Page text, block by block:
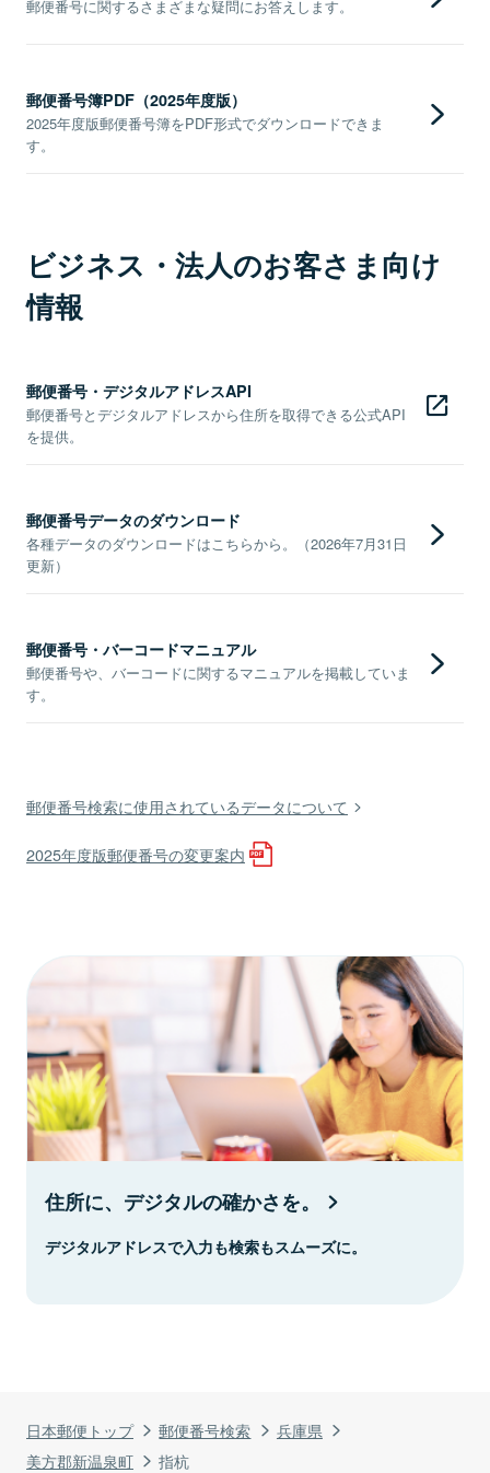
日本郵便トップ 郵便番号検索
兵庫県
美方郡新温泉町
指杭
郵便番号に関するさまざまな疑問にお答えします。
郵便番号簿PDF（2025年度版）
2025年度版郵便番号簿をPDF形式でダウンロードできま
す。
ビジネス・法人のお客さま向け
情報
郵便番号・デジタルアドレスAPI
郵便番号とデジタルアドレスから住所を取得できる公式API
を提供。
郵便番号データのダウンロード
各種データのダウンロードはこちらから。（2026年7月31日
更新）
郵便番号・バーコードマニュアル
郵便番号や、バーコードに関するマニュアルを掲載していま
す。
郵便番号検索に使用されているデータについて
2025年度版郵便番号の変更案内
住所に、デジタルの確かさを。
デジタルアドレスで入力も検索もスムーズに。